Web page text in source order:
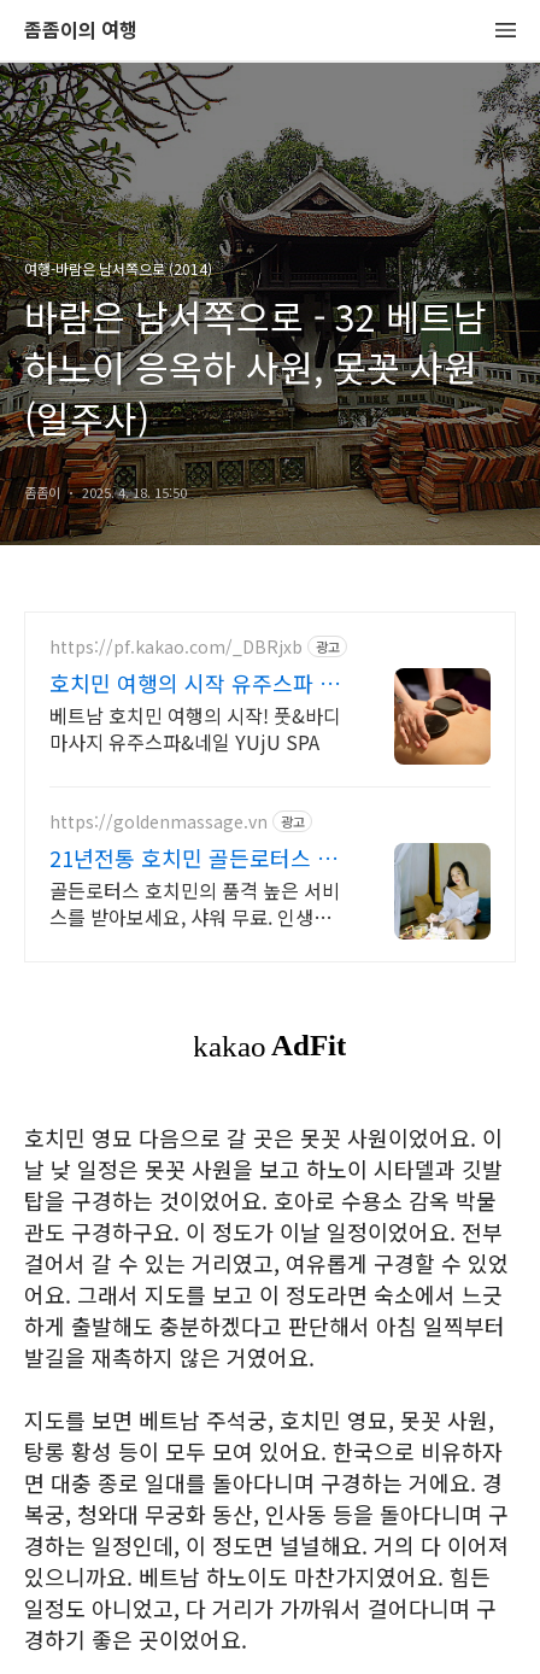
좀좀이의 여행
여행-바람은 남서쪽으로 (2014)
바람은 남서쪽으로 - 32 베트남
하노이 응옥하 사원, 못꼿 사원
(일주사)
좀좀이 2025. 4. 18. 15:50
https://pf.kakao.com/_DBRjxb 광고
호치민 여행의 시작 유주스파 벤
탄시장 도보 3분
베트남 호치민 여행의 시작! 풋&바디
마사지 유주스파&네일 YUjU SPA
https://goldenmassage.vn 광고
21년전통 호치민 골든로터스 마
사지, 사우나 힐링
골든로터스 호치민의 품격 높은 서비
스를 받아보세요, 샤워 무료. 인생마
호치민 영묘 다음으로 갈 곳은 못꼿 사원이었어요. 이
날 낮 일정은 못꼿 사원을 보고 하노이 시타델과 깃발
탑을 구경하는 것이었어요. 호아로 수용소 감옥 박물
관도 구경하구요. 이 정도가 이날 일정이었어요. 전부
걸어서 갈 수 있는 거리였고, 여유롭게 구경할 수 있었
어요. 그래서 지도를 보고 이 정도라면 숙소에서 느긋
하게 출발해도 충분하겠다고 판단해서 아침 일찍부터
발길을 재촉하지 않은 거였어요.
지도를 보면 베트남 주석궁, 호치민 영묘, 못꼿 사원,
탕롱 황성 등이 모두 모여 있어요. 한국으로 비유하자
면 대충 종로 일대를 돌아다니며 구경하는 거에요. 경
복궁, 청와대 무궁화 동산, 인사동 등을 돌아다니며 구
경하는 일정인데, 이 정도면 널널해요. 거의 다 이어져
있으니까요. 베트남 하노이도 마찬가지였어요. 힘든
일정도 아니었고, 다 거리가 가까워서 걸어다니며 구
경하기 좋은 곳이었어요.